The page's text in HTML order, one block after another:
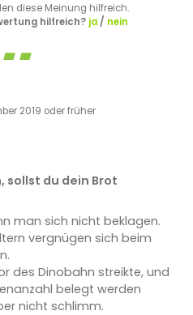
diese Meinung hilfreich.
hilfreich? ja/ nein
2019 oder früher
sollst du dein Brot
man sich nicht beklagen.
vergnügen sich beim
des Dinobahn streikte, und
belegt werden
nicht schlimm.